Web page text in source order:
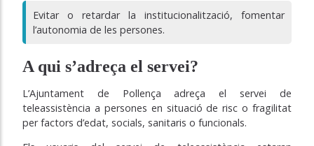
Evitar o retardar la institucionalització, fomentar
l’autonomia de les persones.
A qui s’adreça el servei?
L’Ajuntament de Pollença adreça el servei de
teleassistència a persones en situació de risc o fragilitat
per factors d’edat, socials, sanitaris o funcionals.